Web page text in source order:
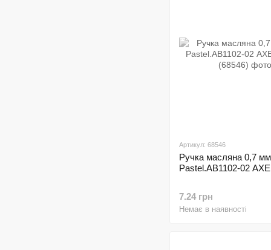
Артикул: 68546
Ручка масляна 0,7
Pastel.АВ1102-02
7.24 грн
Немає в наявності